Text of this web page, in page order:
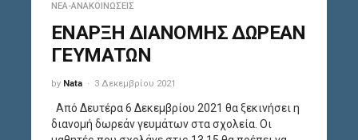
ΝΈΑ-ΑΝΑΚΟΙΝΏΣΕΙΣ
ΕΝΑΡΞΗ ΔΙΑΝΟΜΗΣ ΔΩΡΕΑΝ
ΓΕΥΜΑΤΩΝ
by Nata 3 Δεκεμβρίου 2021
Από Δευτέρα 6 Δεκεμβρίου 2021 θα ξεκινήσει η
διανομή δωρεάν γευμάτων στα σχολεία. Οι